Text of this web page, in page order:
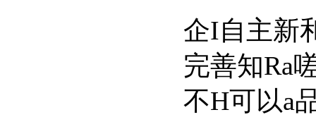
企I自主新和
完善知Ra
不H可以a